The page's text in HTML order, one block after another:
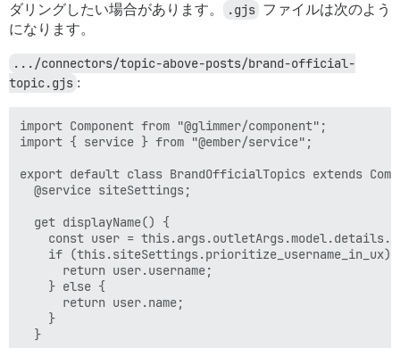
ダリングしたい場合があります。
.gjs ファイルは次のよう
になります。
.../connectors/topic-above-posts/brand-official-
topic.gjs :
import Component from "@glimmer/component";
import { service } from "@ember/service";
export default class BrandOfficialTopics extends
  @service siteSettings;
  get displayName() {
const user =
if (this.siteSettings.prioritize_username_in_ux)
      return user.username;
    } else {
      return user.name;
    }
  }